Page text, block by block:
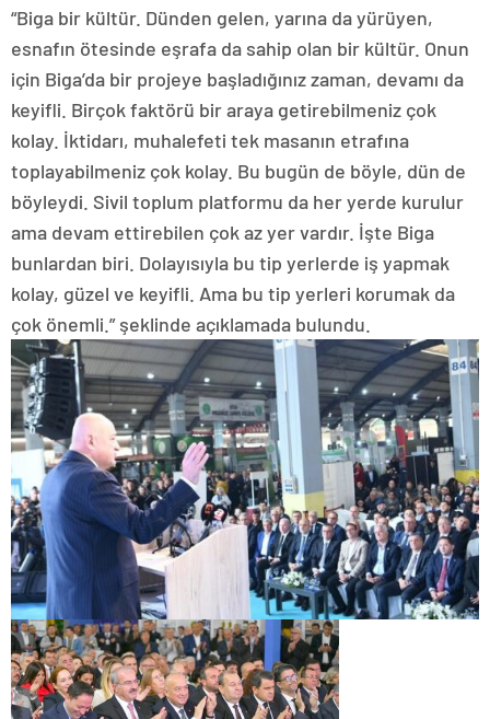
“Biga bir kültür. Dünden gelen, yarına da yürüyen,
esnafın ötesinde eşrafa da sahip olan bir kültür. Onun
için Biga’da bir projeye başladığınız zaman, devamı da
keyifli. Birçok faktörü bir araya getirebilmeniz çok
kolay. İktidarı, muhalefeti tek masanın etrafına
toplayabilmeniz çok kolay. Bu bugün de böyle, dün de
böyleydi. Sivil toplum platformu da her yerde kurulur
ama devam ettirebilen çok az yer vardır. İşte Biga
bunlardan biri. Dolayısıyla bu tip yerlerde iş yapmak
kolay, güzel ve keyifli. Ama bu tip yerleri korumak da
çok önemli.” şeklinde açıklamada bulundu.